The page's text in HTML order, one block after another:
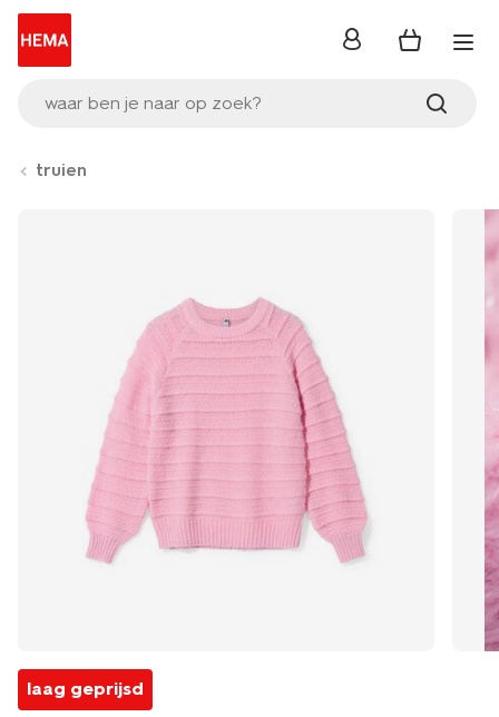
waar ben je naar op zoek?
inloggen
truien
laag geprijsd